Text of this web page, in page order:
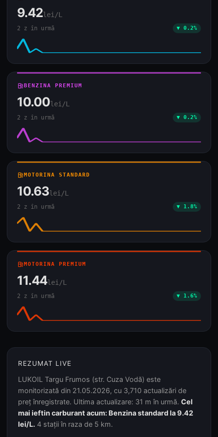
9.42lei/L
2 z în urmă ▼ 0.2%
local_gas_stationBENZINA PREMIUM
10.00lei/L
2 z în urmă ▼ 0.2%
local_gas_stationMOTORINA STANDARD
10.63lei/L
2 z în urmă ▼ 1.8%
local_gas_stationMOTORINA PREMIUM
11.44lei/L
2 z în urmă ▼ 1.6%
REZUMAT LIVE
LUKOIL Targu Frumos (str. Cuza Vodă) este
monitorizată din 21.05.2026, cu 3,710 actualizări de
preț înregistrate. Ultima actualizare: 31 m în urmă. Cel
mai ieftin carburant acum: Benzina standard la 9.42
lei/L. 4 stații în raza de 5 km.